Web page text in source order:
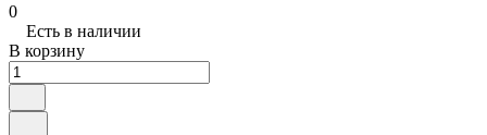
0
Есть в наличии
В корзину